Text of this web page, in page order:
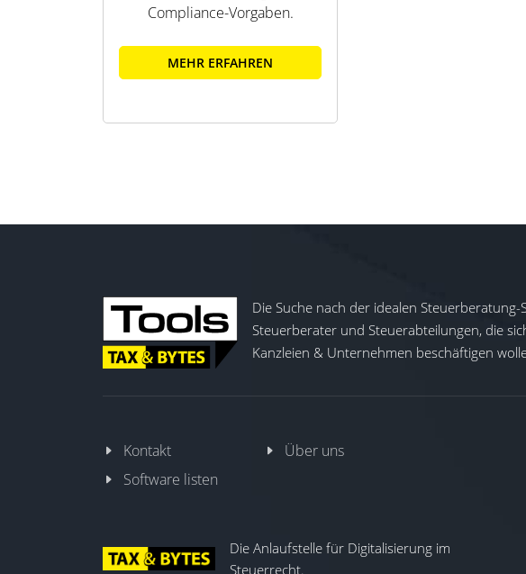
Compliance-Vorgaben.
MEHR ERFAHREN
Die Suche nach der idealen
Steuerberater und Steuerabteilungen, die
Kanzleien & Unternehmen beschäftigen
Kontakt
Über uns
Software listen
Die Anlaufstelle für Digitalisierung im
Steuerrecht.